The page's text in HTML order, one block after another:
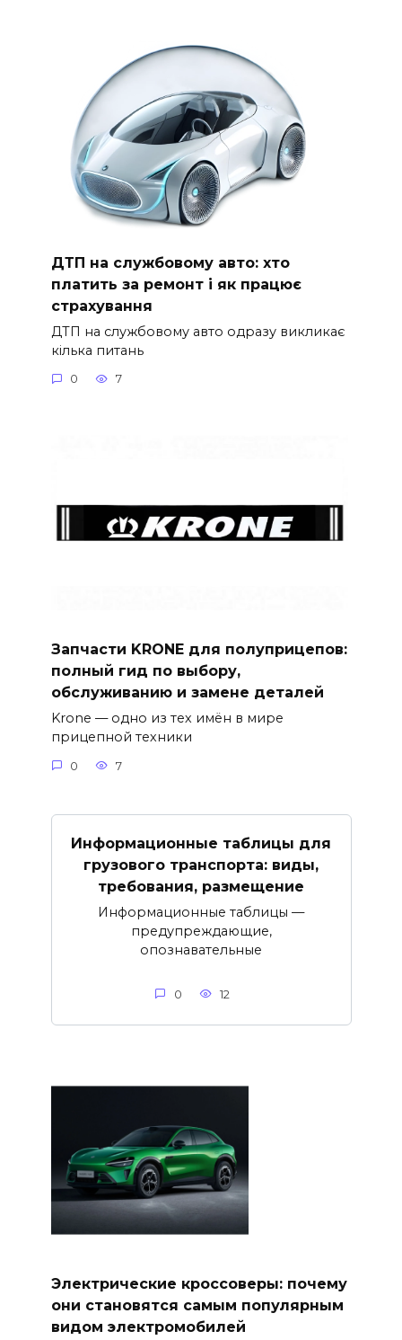
ДТП на службовому авто: хто
платить за ремонт і як працює
страхування
ДТП на службовому авто одразу викликає
кілька питань
0 7
Запчасти KRONE для полуприцепов:
полный гид по выбору,
обслуживанию и замене деталей
Krone — одно из тех имён в мире
прицепной техники
0 7
Информационные таблицы для
грузового транспорта: виды,
требования, размещение
Информационные таблицы —
предупреждающие,
опознавательные
0 12
Электрические кроссоверы: почему
они становятся самым популярным
видом электромобилей